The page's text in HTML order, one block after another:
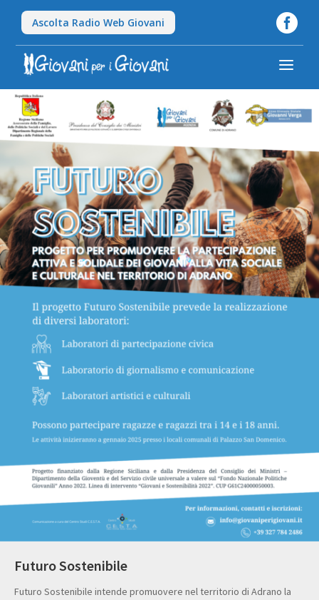
Ascolta Radio Web Giovani 
a
Futuro Sostenibile
Futuro Sostenibile intende promuovere nel territorio di Adrano la